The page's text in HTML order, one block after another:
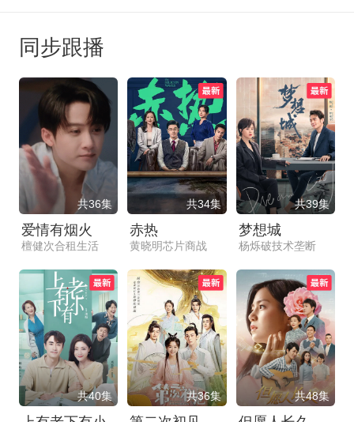
同步跟播
共36集
爱情有烟火
檀健次合租生活
共34集
赤热
黄晓明芯片商战
共39集
梦想城
杨烁破技术垄断
共40集 共36集 共48集